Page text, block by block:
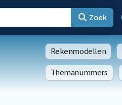
Zoek
Rekenmodellen
Themanummers